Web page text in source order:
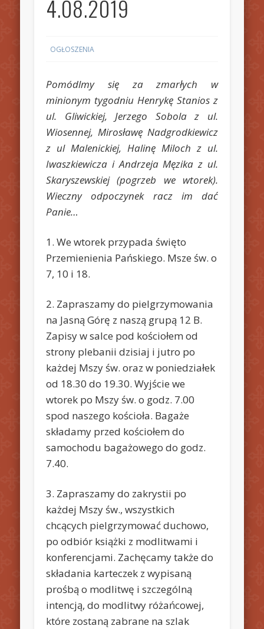
4.08.2019
OGŁOSZENIA
Pomódlmy się za zmarłych w
minionym tygodniu Henrykę Stanios z
ul. Gliwickiej, Jerzego Sobola z ul.
Wiosennej, Mirosławę Nadgrodkiewicz
z ul Malenickiej, Halinę Miloch z ul.
Iwaszkiewicza i Andrzeja Męzika z ul.
Skaryszewskiej (pogrzeb we wtorek).
Wieczny odpoczynek racz im dać
Panie…
1. We wtorek przypada święto
Przemienienia Pańskiego. Msze św. o
7, 10 i 18.
2. Zapraszamy do pielgrzymowania
na Jasną Górę z naszą grupą 12 B.
Zapisy w salce pod kościołem od
strony plebanii dzisiaj i jutro po
każdej Mszy św. oraz w poniedziałek
od 18.30 do 19.30. Wyjście we
wtorek po Mszy św. o godz. 7.00
spod naszego kościoła. Bagaże
składamy przed kościołem do
samochodu bagażowego do godz.
7.40.
3. Zapraszamy do zakrystii po
każdej Mszy św., wszystkich
chcących pielgrzymować duchowo,
po odbiór książki z modlitwami i
konferencjami. Zachęcamy także do
składania karteczek z wypisaną
prośbą o modlitwę i szczególną
intencją, do modlitwy różańcowej,
które zostaną zabrane na szlak